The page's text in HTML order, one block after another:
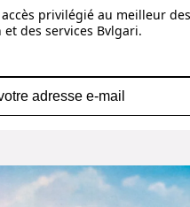
accès privilégié au meilleur
des services Bvlgari.